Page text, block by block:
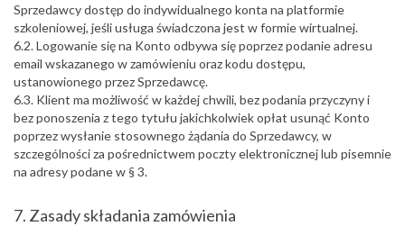
Sprzedawcy dostęp do indywidualnego konta na platformie
szkoleniowej, jeśli usługa świadczona jest w formie wirtualnej.
6.2. Logowanie się na Konto odbywa się poprzez podanie adresu
email wskazanego w zamówieniu oraz kodu dostępu,
ustanowionego przez Sprzedawcę.
6.3. Klient ma możliwość w każdej chwili, bez podania przyczyny i
bez ponoszenia z tego tytułu jakichkolwiek opłat usunąć Konto
poprzez wysłanie stosownego żądania do Sprzedawcy, w
szczególności za pośrednictwem poczty elektronicznej lub pisemnie
na adresy podane w § 3.
7. Zasady składania zamówienia